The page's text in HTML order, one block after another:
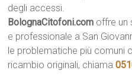
degli accessi.
BolognaCitofoni.com offre un
e professionale a San
le problematiche più comuni
ricambio originali, chiama